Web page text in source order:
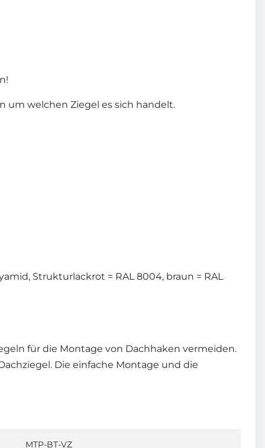
um welchen Ziegel es sich handelt.
Strukturlackrot = RAL 8004, braun = RAL
für die Montage von Dachhaken vermeiden.
Die einfache Montage und die
MTP-BT-VZ